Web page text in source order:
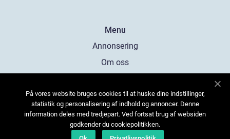
Menu
Annonsering
Om oss
Kontakta oss
Sitemap
På vores website bruges cookies til at huske dine indstillinger,
statistik og personalisering af indhold og annoncer. Denne
information deles med tredjepart. Ved fortsat brug af websiden
godkender du cookiepolitikken.